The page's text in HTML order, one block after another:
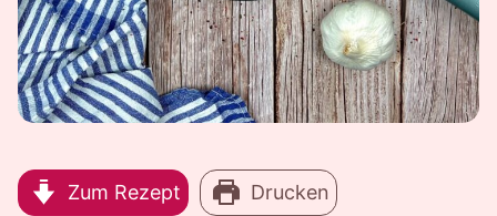
Zum Rezept Drucken